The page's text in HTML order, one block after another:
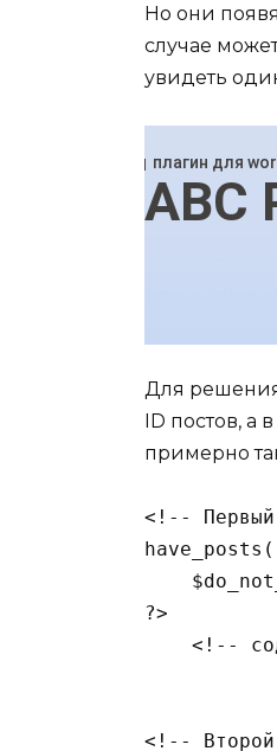
Но они
случае
увидеть
Для
ID постов, а
примерно
<!--
?>
<!--
<!--